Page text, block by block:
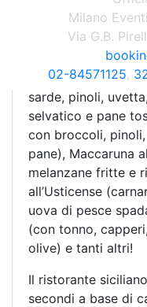
Il primo piatto,
può scegliere tra
(tagliatelle fresche
melanzane),
sarde, pinoli,
selvatico e pane
con broccoli,
pane), Maccaruna
melanzane fritte e
all’Usticense
uova di pesce
(con tonno,
olive) e tanti altri!
Il ristorante
secondi a base di
Milano
Via G.B.
02-84571125,